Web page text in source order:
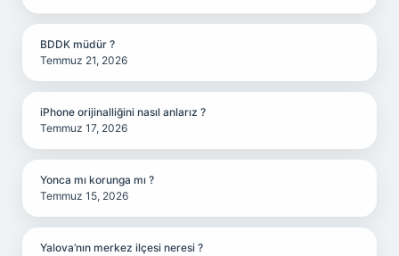
BDDK müdür ?
Temmuz 21, 2026
iPhone orijinalliğini nasıl anlarız ?
Temmuz 17, 2026
Yonca mı korunga mı ?
Temmuz 15, 2026
Yalova’nın merkez ilçesi neresi ?